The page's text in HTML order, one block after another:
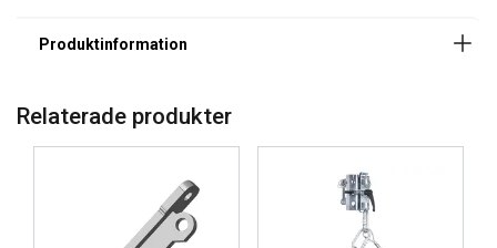
Märkning:
Relaterade produkter